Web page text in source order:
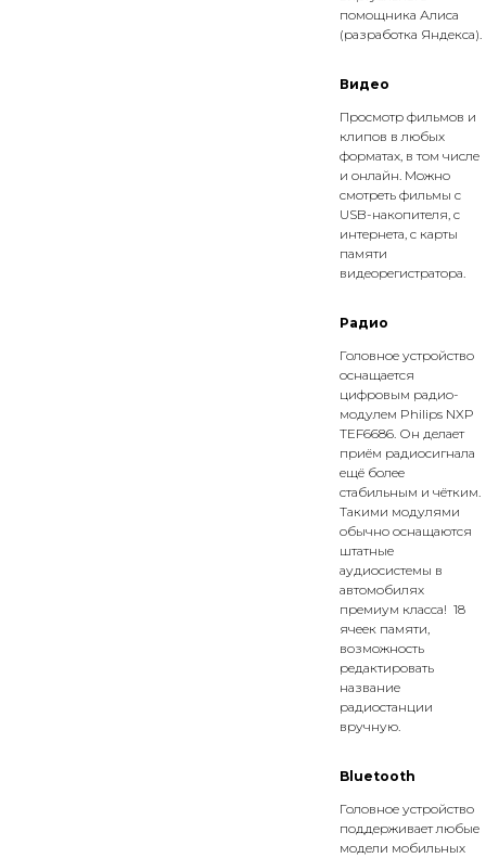
помощника Алиса
(разработка Яндекса).
Видео
Просмотр фильмов и
клипов в любых
форматах, в том числе
и онлайн. Можно
смотреть фильмы с
USB-накопителя, с
интернета, с карты
памяти
видеорегистратора.
Радио
Головное устройство
оснащается
цифровым радио-
модулем Philips NXP
TEF6686. Он делает
приём радиосигнала
ещё более
стабильным и чётким.
Такими модулями
обычно оснащаются
штатные
аудиосистемы в
автомобилях
премиум класса! 18
ячеек памяти,
возможность
редактировать
название
радиостанции
вручную.
Bluetooth
Головное устройство
поддерживает любые
модели мобильных